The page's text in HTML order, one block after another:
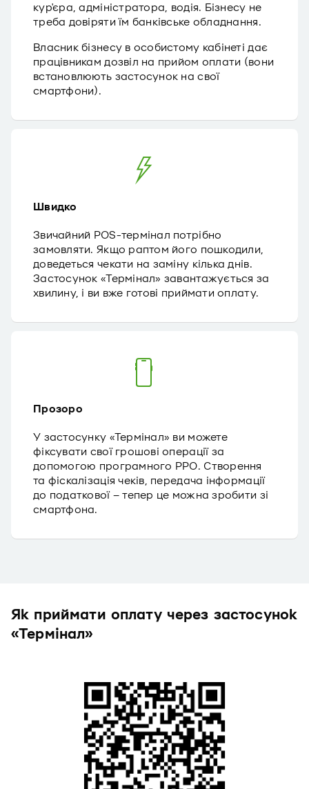
кур'єра, адміністратора, водія. Бізнесу не
треба довіряти їм банківське обладнання.
Власник бізнесу в особистому кабінеті дає
працівникам дозвіл на прийом оплати (вони
встановлюють застосунок на свої
смартфони).
Швидко
Звичайний POS-термінал потрібно
замовляти. Якщо раптом його пошкодили,
доведеться чекати на заміну кілька днів.
Застосунок «Термінал» завантажується за
хвилину, і ви вже готові приймати оплату.
Прозоро
У застосунку «Термінал» ви можете
фіксувати свої грошові операції за
допомогою програмного PPO. Створення
та фіскалізація чеків, передача інформації
до податкової – тепер це можна зробити зі
смартфона.
Як приймати оплату через застосунок
«Термінал»